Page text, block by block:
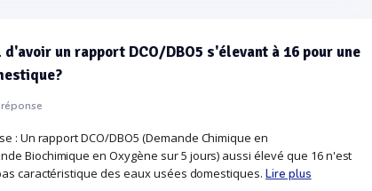
un rapport DCO/DBO5 s'élevant à 16 pour une
réponse
: Un rapport DCO/DBO5 (Demande Chimique en
Biochimique en Oxygène sur 5 jours) aussi élevé que 16 n'est
caractéristique des eaux usées domestiques.Lire plus